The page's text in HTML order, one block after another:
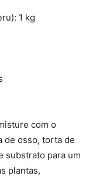
1 kg
com o
de osso, torta de
substrato para um
plantas,